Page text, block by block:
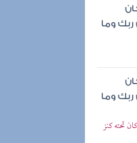
ربك وما
ربك وما
تحته كنز